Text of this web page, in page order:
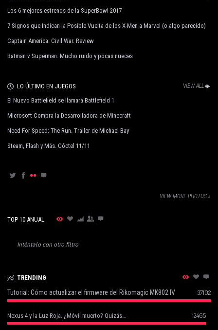
Los 6 mejores estrenos de la SuperBowl 2017
7 Signos que Indican la Posible Vuelta de los X-Men a Marvel (o algo parecido)
Captain America: Civil War. Review
Batman v Superman. Mucho ruido y pocas nueces
LO ÚLTIMO EN JUEGOS VIEW ALL
El Nuevo Battlefield se llamará Battlefield 1
Microsoft Compra la Desarrolladora de Minecraft
Need For Speed: The Run. Trailer de Michael Bay
Steam, Flash y Más. Cóctel 11/11
VIEW MORE PHOTOS »
TOP 10 ANUAL
Inténtalo con otro filtro
TRENDING
Tutorial: Cómo actualizar el firmware del Rikomagic MK802 IV 37102
Nexus 4 y la Luz Roja. ¿Móvil muerto? Quizás… 12465